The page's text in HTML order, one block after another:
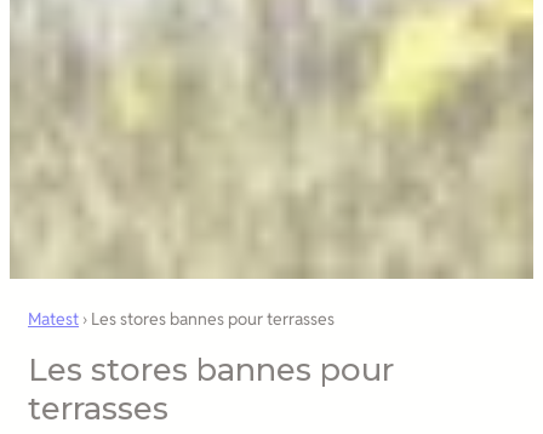
Matest › Les stores bannes pour terrasses
Les stores bannes pour
terrasses